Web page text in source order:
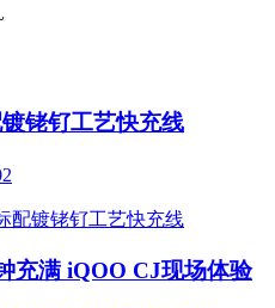
铑钌工艺快充线
充满 iQOO CJ现场体验